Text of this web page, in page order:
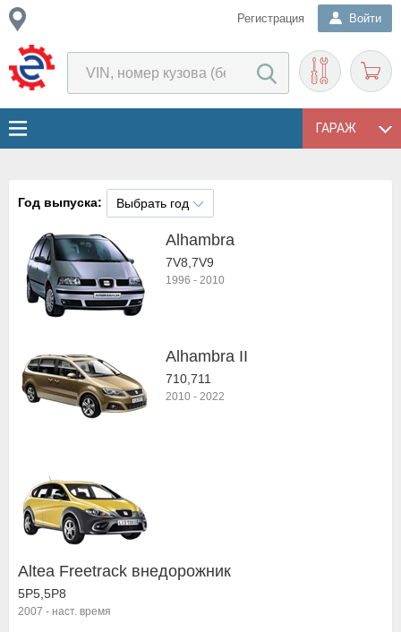
Регистрация Войти
ГАРАЖ
Год выпуска: Выбрать год
Alhambra
7V8,7V9
1996 - 2010
Alhambra II
710,711
2010 - 2022
Altea Freetrack внедорожник
5P5,5P8
2007 - наст. время